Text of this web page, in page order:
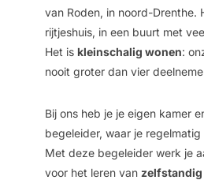
van Roden, in noord-Drenthe.
rijtjeshuis, in een buurt met
Het is kleinschalig wonen:
nooit groter dan vier
Bij ons heb je je eigen kamer
begeleider, waar je
Met deze begeleider werk je
voor het leren van zelfstandig